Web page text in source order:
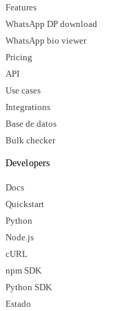
Features
WhatsApp DP download
WhatsApp bio viewer
Pricing
API
Use cases
Integrations
Base de datos
Bulk checker
Developers
Docs
Quickstart
Python
Node.js
cURL
npm SDK
Python SDK
Estado